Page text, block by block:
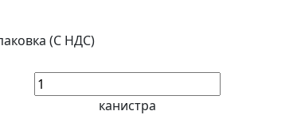
(С НДС)
канистра